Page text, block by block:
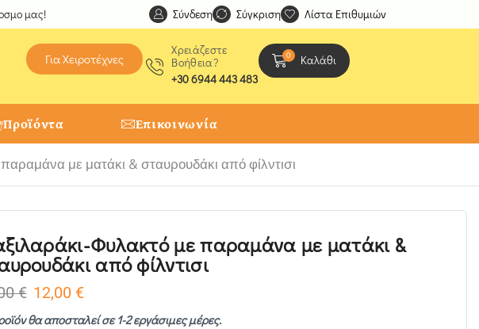
μας! Ανακαλύψτε μοναδικές δημιουργίες από τους
Σύνδεση Σύγκριση Λίστα Επιθυμιών
Για Χειροτέχνες
Χρειάζεστε
Βοήθεια?
+30 6944 443 483
0 Καλάθι
Προϊόντα Επικοινωνία
με ματάκι & σταυρουδάκι από φίλντισι
Φυλακτό με παραμάνα με ματάκι &
από φίλντισι
€ 12,00 €
θα αποσταλεί σε 1-2 εργάσιμες μέρες.